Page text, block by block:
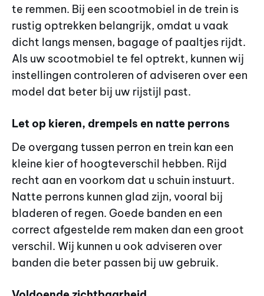
te remmen. Bij een scootmobiel in de trein is
rustig optrekken belangrijk, omdat u vaak
dicht langs mensen, bagage of paaltjes rijdt.
Als uw scootmobiel te fel optrekt, kunnen wij
instellingen controleren of adviseren over een
model dat beter bij uw rijstijl past.
Let op kieren, drempels en natte perrons
De overgang tussen perron en trein kan een
kleine kier of hoogteverschil hebben. Rijd
recht aan en voorkom dat u schuin instuurt.
Natte perrons kunnen glad zijn, vooral bij
bladeren of regen. Goede banden en een
correct afgestelde rem maken dan een groot
verschil. Wij kunnen u ook adviseren over
banden die beter passen bij uw gebruik.